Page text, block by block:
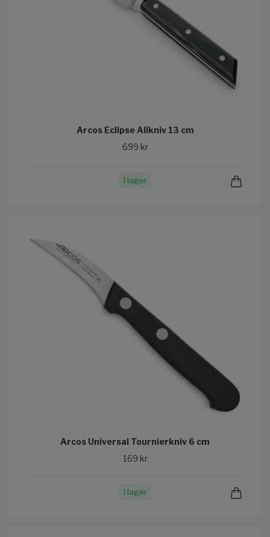
Arcos Eclipse Allkniv 13 cm
699 kr
I lager
Arcos Universal Tournierkniv 6 cm
169 kr
I lager